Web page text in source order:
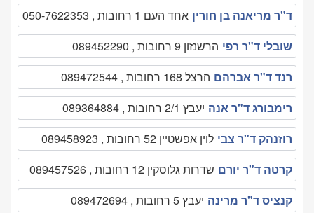
ד"ר מריאנה בן חורין אחד העם 1 רחובות , 050-7622353
שובלי ד"ר רפי הרשנזון 9 רחובות , 089452290
רנד ד"ר אברהם הרצל 168 רחובות , 089472544
רימבורג ד"ר אנה יעבץ 2/1 רחובות , 089364884
רוזנהק ד"ר צבי לוין אפשטיין 52 רחובות , 089458923
קרטה ד"ר יורם שדרות גלוסקין 12 רחובות , 089457526
קנציס ד"ר מרינה יעבץ 5 רחובות , 089472694